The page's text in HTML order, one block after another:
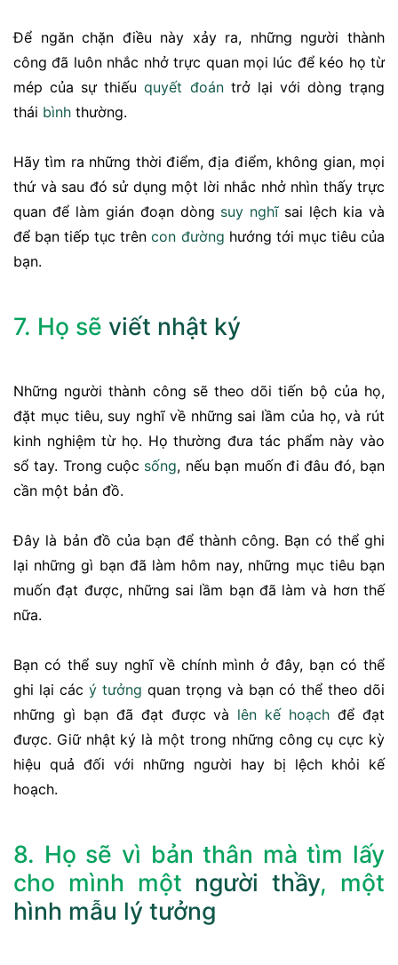
Để ngăn chặn điều này xảy ra, những người thành
công đã luôn nhắc nhở trực quan mọi lúc để kéo họ từ
mép của sự thiếuquyết đoántrở lại với dòng trạng
thái bình thường.
Hãy tìm ra những thời điểm, địa điểm, không gian, mọi
thứ và sau đó sử dụng một lời nhắc nhở nhìn thấy trực
quan để làm gián đoạn dòng suy nghĩsai lệch kia và
để bạn tiếp tục trêncon đường hướng tới mục tiêu của
bạn.
7. Họ sẽ viết nhật ký
Những người thành công sẽ theo dõi tiến bộ của họ,
đặt mục tiêu, suy nghĩ về những sai lầm của họ, và rút
kinh nghiệm từ họ. Họ thường đưa tác phẩm này vào
sổ tay. Trong cuộc sống, nếu bạn muốn đi đâu đó, bạn
cần một bản đồ.
Đây là bản đồ của bạn để thành công. Bạn có thể ghi
lại những gì bạn đã làm hôm nay, những mục tiêu bạn
muốn đạt được, những sai lầm bạn đã làm và hơn thế
nữa.
Bạn có thể suy nghĩ về chính mình ở đây, bạn có thể
ghi lại các ý tưởng quan trọng và bạn có thể theo dõi
những gì bạn đã đạt được và lên kế hoạch để đạt
được. Giữ nhật ký là một trong những công cụ cực kỳ
hiệu quả đối với những người hay bị lệch khỏi kế
hoạch.
8. Họ sẽ vì bản thân mà tìm lấy
cho mình một người thầy, một
hình mẫu lý tưởng